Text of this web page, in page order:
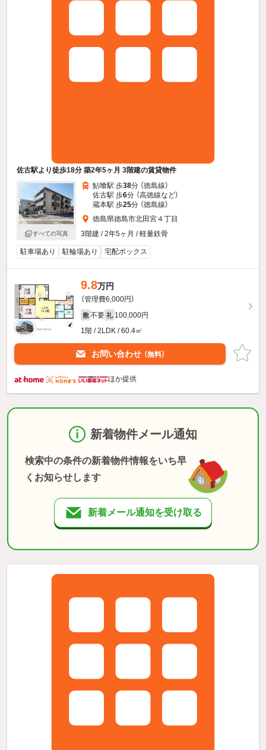
佐古駅より徒歩18分 築2年5ヶ月 3階建の賃貸物件
すべての写真
鮎喰駅 歩38分 （徳島線）
佐古駅 歩6分 （高徳線など）
蔵本駅 歩25分 （徳島線）
徳島県徳島市北田宮４丁目
3階建 / 2年5ヶ月 / 軽量鉄骨
駐車場あり 駐輪場あり 宅配ボックス
9.8万円
（管理費6,000円）
敷 不要 礼 100,000円
1階 / 2LDK / 60.4㎡
お問い合わせ （無料）
ほか提供
新着物件メール通知
検索中の条件の新着物件情報をいち早
くお知らせします
新着メール通知を受け取る